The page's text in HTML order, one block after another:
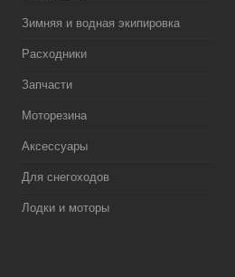
Зимняя и водная экипировка
Расходники
Запчасти
Моторезина
Аксессуары
Для снегоходов
Лодки и моторы